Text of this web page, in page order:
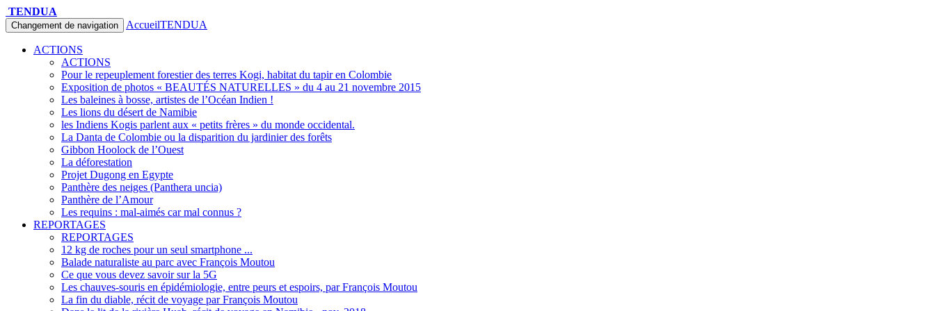
TENDUA
Changement de navigation AccueilTENDUA
ACTIONS
ACTIONS
Pour le repeuplement forestier des terres Kogi, habitat du tapir en Colombie
Exposition de photos « BEAUTÉS NATURELLES » du 4 au 21 novembre 2015
Les baleines à bosse, artistes de l’Océan Indien !
Les lions du désert de Namibie
les Indiens Kogis parlent aux « petits frères » du monde occidental.
La Danta de Colombie ou la disparition du jardinier des forêts
Gibbon Hoolock de l’Ouest
La déforestation
Projet Dugong en Egypte
Panthère des neiges (Panthera uncia)
Panthère de l’Amour
Les requins : mal-aimés car mal connus ?
REPORTAGES
REPORTAGES
12 kg de roches pour un seul smartphone ...
Balade naturaliste au parc avec François Moutou
Ce que vous devez savoir sur la 5G
Les chauves-souris en épidémiologie, entre peurs et espoirs, par François Moutou
La fin du diable, récit de voyage par François Moutou